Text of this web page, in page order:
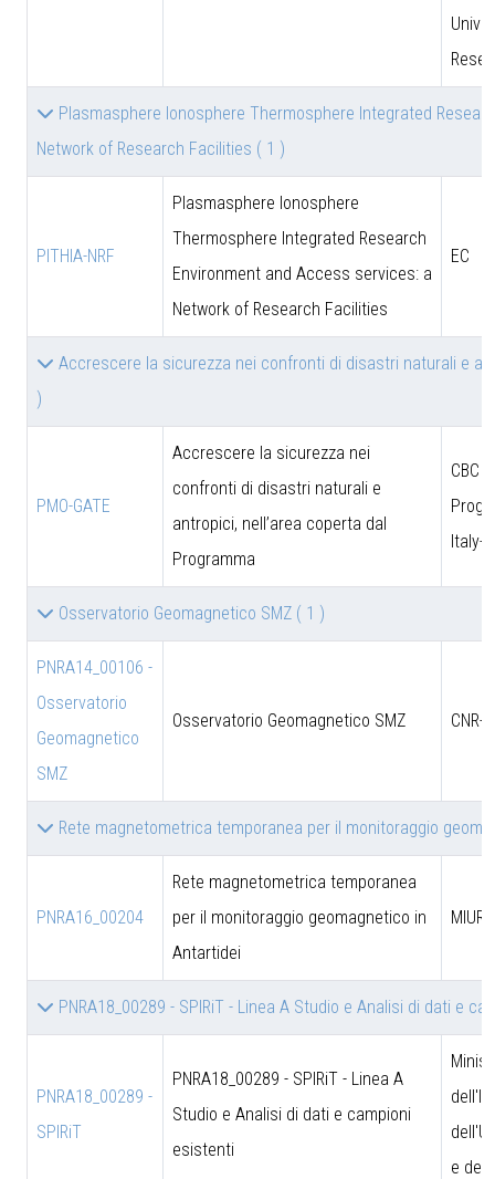
Plasmasphere Ionosphere Thermosphere Integrated
Network of Research Facilities ( 1 )
PITHIA-NRF
Plasmasphere Ionosphere
Thermosphere Integrated Research
Environment and Access services: a
Network of Research Facilities
EC
Accrescere la sicurezza nei confronti di disastri naturali e
)
PMO-GATE
Accrescere la sicurezza nei
confronti di disastri naturali e
antropici, nell’area coperta dal
Programma
CBC
Italy-
Osservatorio Geomagnetico SMZ ( 1 )
PNRA14_00106 -
Osservatorio
Geomagnetico
SMZ
Osservatorio Geomagnetico SMZ CNR-
Rete magnetometrica temporanea per il monitoraggio
PNRA16_00204
Rete magnetometrica temporanea
per il monitoraggio geomagnetico in
Antartidei
MIUR
PNRA18_00289 - SPIRiT - Linea A Studio e Analisi di dati e
PNRA18_00289 -
SPIRiT
PNRA18_00289 - SPIRiT - Linea A
Studio e Analisi di dati e campioni
esistenti
e